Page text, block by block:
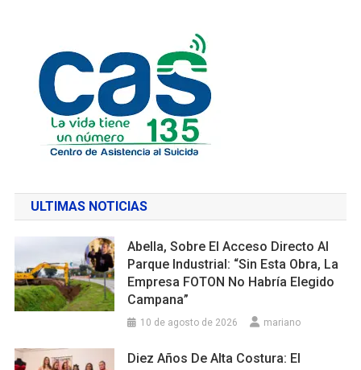
ULTIMAS NOTICIAS
Abella, Sobre El Acceso Directo Al
Parque Industrial: “Sin Esta Obra, La
Empresa FOTON No Habría Elegido
Campana”
10 de agosto de 2026 mariano
Diez Años De Alta Costura: El